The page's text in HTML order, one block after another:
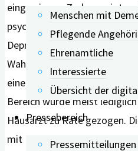
Menschen mit
Pflegende
Ehrenamtliche
Interessierte
Übersicht der
Pressebereich
Pressemitteilungen
eingewiesen. Zudem zeigten
psychische und
Depression, Reizbarkeit,
Wahnvorstellungen. Dennoch
einer psychiatrischen Station
Bereich wurde meist
Hausarzt zu Rate gezogen.
mit Demenz zwar gerade in